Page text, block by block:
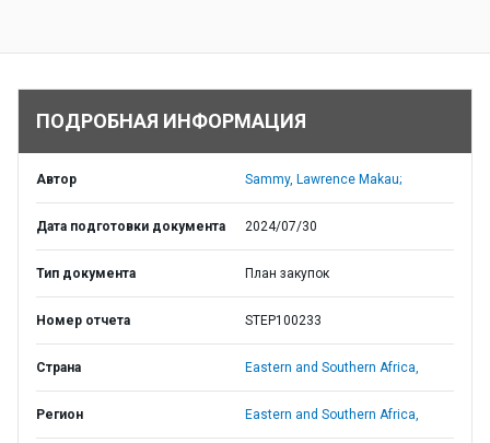
ПОДРОБНАЯ ИНФОРМАЦИЯ
Автор Sammy, Lawrence Makau;
Дата подготовки документа 2024/07/30
Тип документа План закупок
Номер отчета STEP100233
Страна Eastern and Southern Africa,
Регион Eastern and Southern Africa,